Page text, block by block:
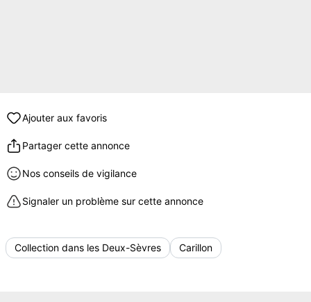
Ajouter aux favoris
Partager cette annonce
Nos conseils de vigilance
Signaler un problème sur cette annonce
Collection dans les Deux-Sèvres Carillon